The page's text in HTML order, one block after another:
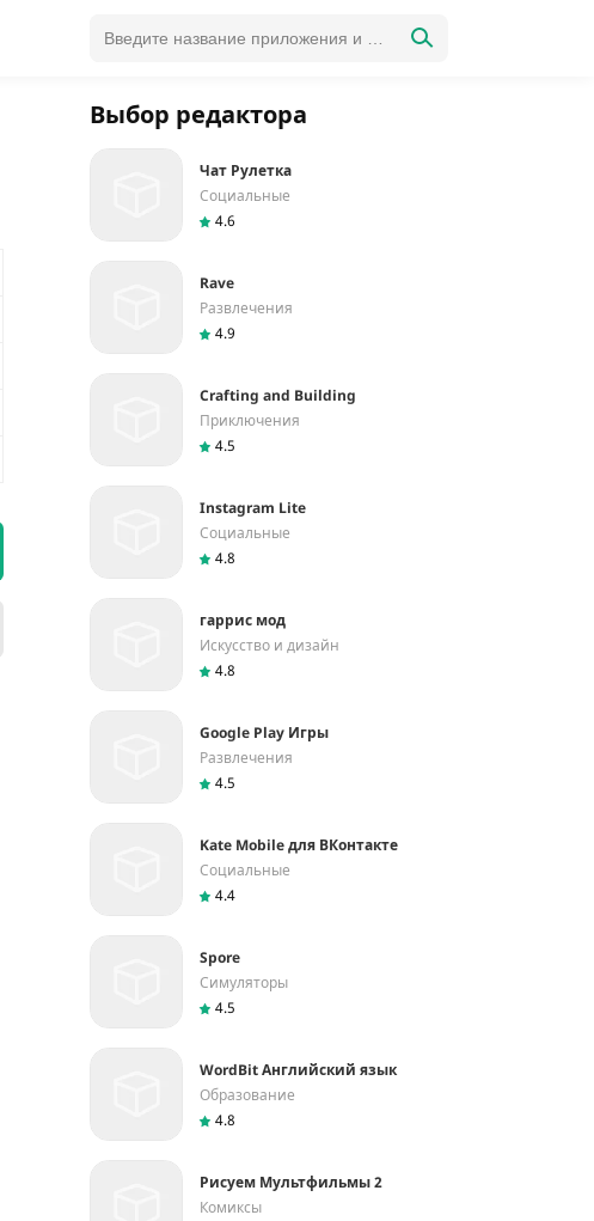
Выбор редактора
Чат Рулетка
Социальные
4.6
Rave
Развлечения
4.9
Crafting and Building
Приключения
4.5
Instagram Lite
Социальные
4.8
гаррис мод
Искусство и дизайн
4.8
Google Play Игры
Развлечения
4.5
Kate Mobile для ВКонтакте
Социальные
4.4
Spore
Симуляторы
4.5
WordBit Английский язык
Образование
4.8
Рисуем Мультфильмы 2
Комиксы